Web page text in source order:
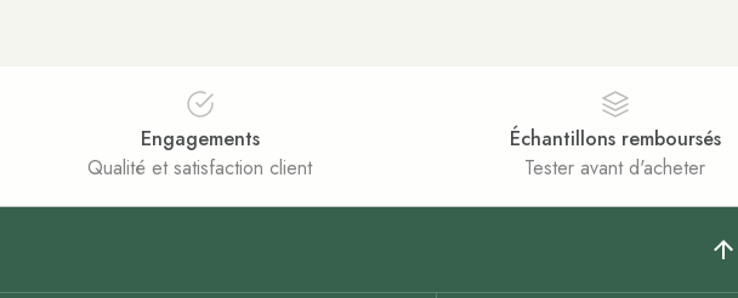
Engagements
Qualité et satisfaction client
Échantillons remboursés
Tester avant d'acheter